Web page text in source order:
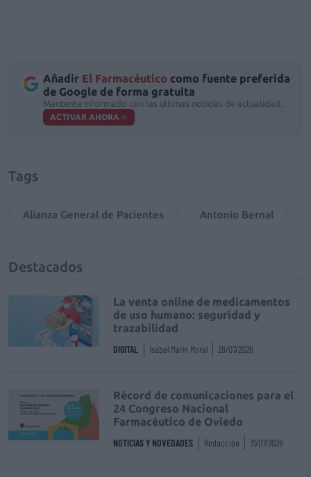
Añadir El Farmacéutico como fuente preferida
de Google de forma gratuita
Mantente informado con las últimas noticias de actualidad.
ACTIVAR AHORA
Tags
Alianza General de Pacientes Antonio Bernal
Destacados
La venta online de medicamentos
de uso humano: seguridad y
trazabilidad
DIGITAL Isabel Marín Moral 28/07/2026
Récord de comunicaciones para el
24 Congreso Nacional
Farmacéutico de Oviedo
NOTICIAS Y NOVEDADES Redacción 31/07/2026